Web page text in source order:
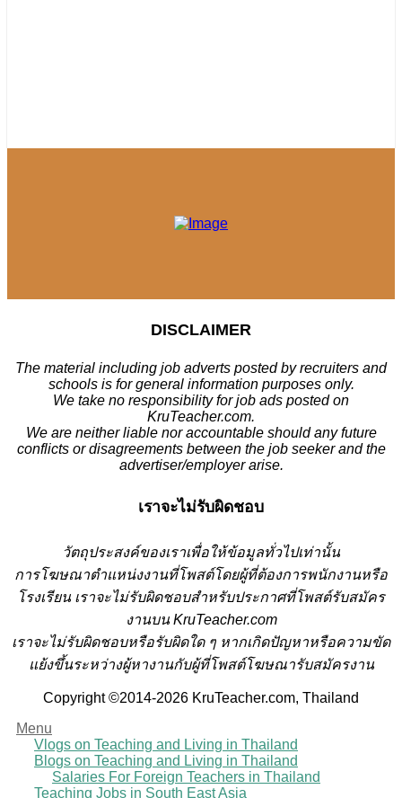
DISCLAIMER
The material including job adverts posted by recruiters and
schools is for general information purposes only.
We take no responsibility for job ads posted on
KruTeacher.com.
We are neither liable nor accountable should any future
conflicts or disagreements between the job seeker and the
advertiser/employer arise.
เราจะไม่รับผิดชอบ
วัตถุประสงค์ของเราเพื่อให้ข้อมูลทั่วไปเท่านั้น
การโฆษณาตำแหน่งงานที่โพสต์โดยผู้ที่ต้องการพนักงานหรือ
โรงเรียน เราจะไม่รับผิดชอบสำหรับประกาศที่โพสต์รับสมัคร
งานบน KruTeacher.com
เราจะไม่รับผิดชอบหรือรับผิดใด ๆ หากเกิดปัญหาหรือความขัด
แย้งขึ้นระหว่างผู้หางานกับผู้ที่โพสต์โฆษณารับสมัครงาน
Copyright ©2014-2026 KruTeacher.com, Thailand
Menu
Vlogs on Teaching and Living in Thailand
Blogs on Teaching and Living in Thailand
Salaries For Foreign Teachers in Thailand
Teaching Jobs in South East Asia